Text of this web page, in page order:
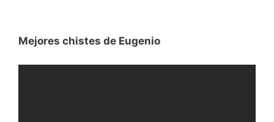
Mejores chistes de Eugenio